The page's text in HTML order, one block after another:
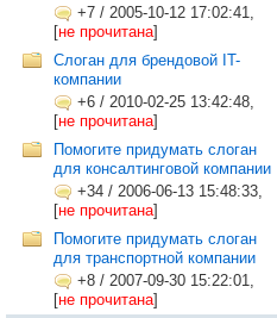
+7 / 2005-10-12 17:02:41,
[не прочитана]
Слоган для брендовой IT-
компании
+6 / 2010-02-25 13:42:48,
[не прочитана]
Помогите придумать слоган
для консалтинговой компании
+34 / 2006-06-13 15:48:33,
[не прочитана]
Помогите придумать слоган
для транспортной компании
+8 / 2007-09-30 15:22:01,
[не прочитана]